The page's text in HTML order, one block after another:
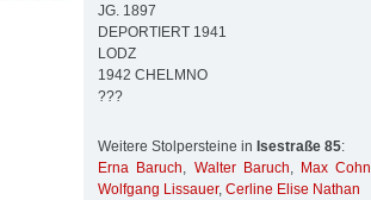
JG. 1897
DEPORTIERT 1941
LODZ
1942 CHELMNO
???
Weitere Stolpersteine in Isestraße 85:
Erna Baruch, Walter Baruch, Max Cohn
Wolfgang Lissauer, Cerline Elise Nathan